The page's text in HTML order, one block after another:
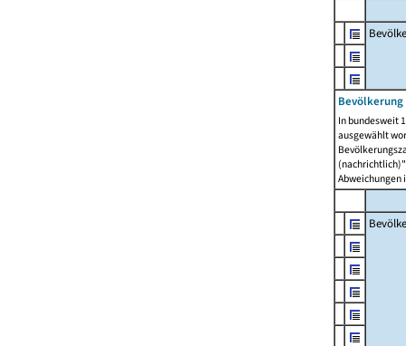
In bundesweit
ausgewählt
Abweichungen